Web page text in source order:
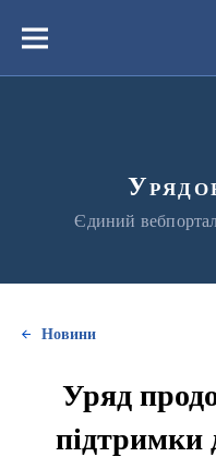
вмістуМеню
Єдиний
Новини
Уряд
підтримки